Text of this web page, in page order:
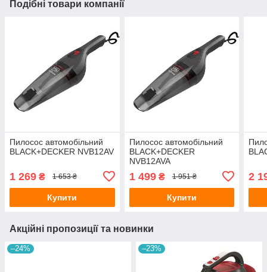
Подібні товари компанії
Пилосос автомобільний
BLACK+DECKER NVB12AV
1 269 ₴ 1 653 ₴
Купити
Пилосос автомобільний
BLACK+DECKER
NVB12AVA
1 499₴ 1 951 ₴
Купити
2
Акційні пропозиції та новинки
–24% –23%